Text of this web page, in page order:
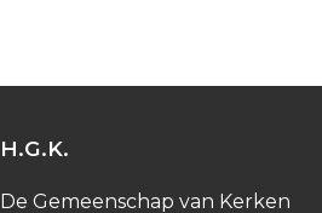
H.G.K.
De Gemeenschap van Kerken